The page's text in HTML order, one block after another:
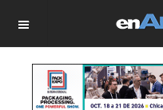
OFF CANVAS